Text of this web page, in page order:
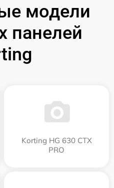
модели
панелей
Korting HG 630 CTX
PRO